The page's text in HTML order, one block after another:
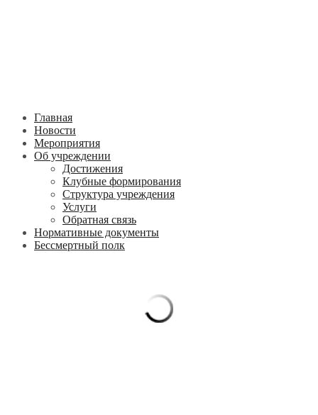
Главная
Новости
Мероприятия
Об учреждении
Достижения
Клубные формирования
Структура учреждения
Услуги
Обратная связь
Нормативные документы
Бессмертный полк